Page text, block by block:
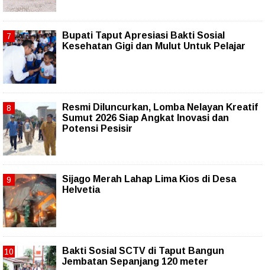
Bupati Taput Apresiasi Bakti Sosial
Kesehatan Gigi dan Mulut Untuk Pelajar
Resmi Diluncurkan, Lomba Nelayan Kreatif
Sumut 2026 Siap Angkat Inovasi dan
Potensi Pesisir
Sijago Merah Lahap Lima Kios di Desa
Helvetia
Bakti Sosial SCTV di Taput Bangun
Jembatan Sepanjang 120 meter